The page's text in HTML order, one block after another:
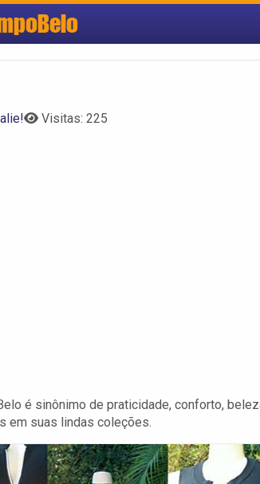
Visitas: 225
é sinônimo de praticidade, conforto,
em suas lindas coleções.